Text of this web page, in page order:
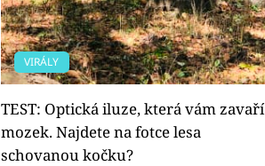
VIRÁLY
TEST: Optická iluze, která vám zavaří
mozek. Najdete na fotce lesa
schovanou kočku?